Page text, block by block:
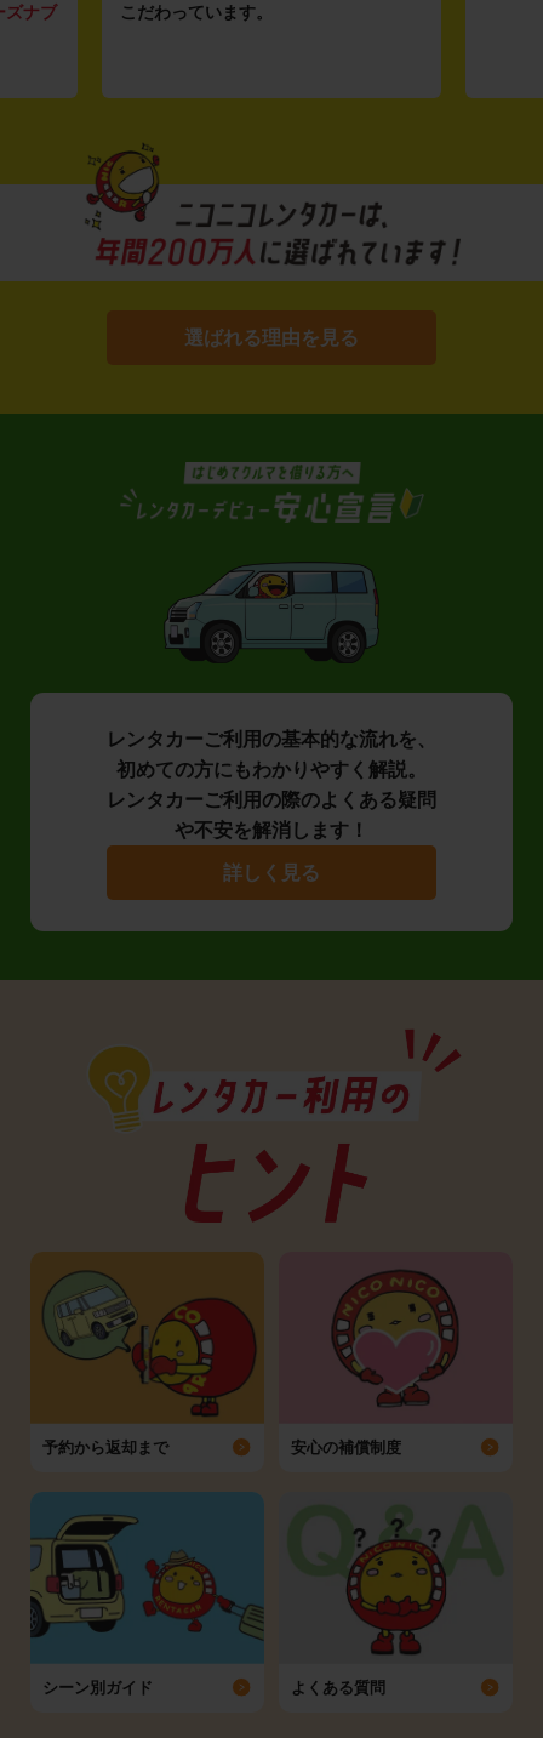
ズナブ
こだわっています。
選ばれる理由を見る
レンタカーご利用の基本的な流れを、
初めての方にもわかりやすく解説。
レンタカーご利用の際のよくある疑問
や不安を解消します！
詳しく見る
予約から返却まで 安心の補償制度
シーン別ガイド よくある質問